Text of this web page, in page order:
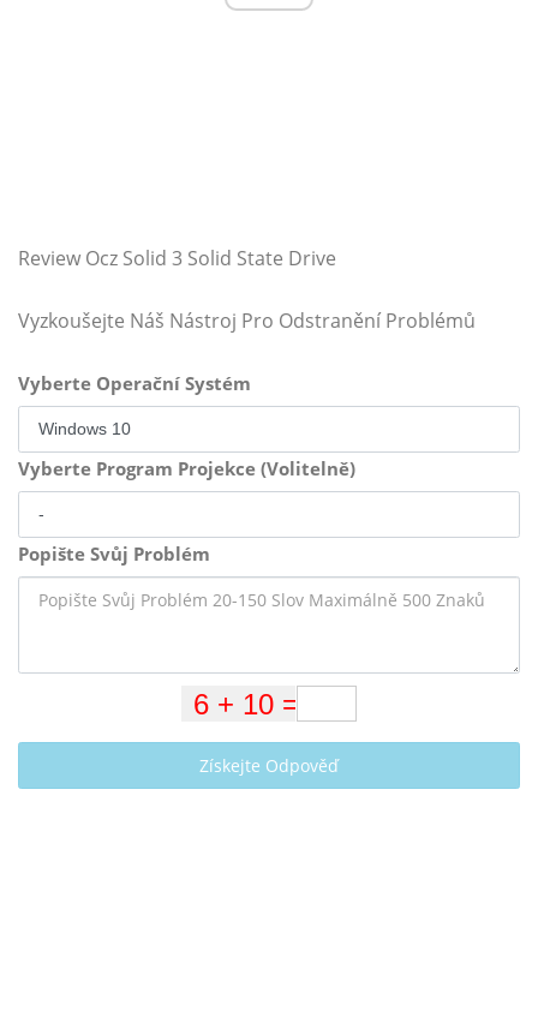
Review Ocz Solid 3 Solid State Drive
Vyzkoušejte Náš Nástroj Pro Odstranění Problémů
Vyberte Operační Systém
Vyberte Program Projekce (Volitelně)
Popište Svůj Problém
Získejte Odpověď